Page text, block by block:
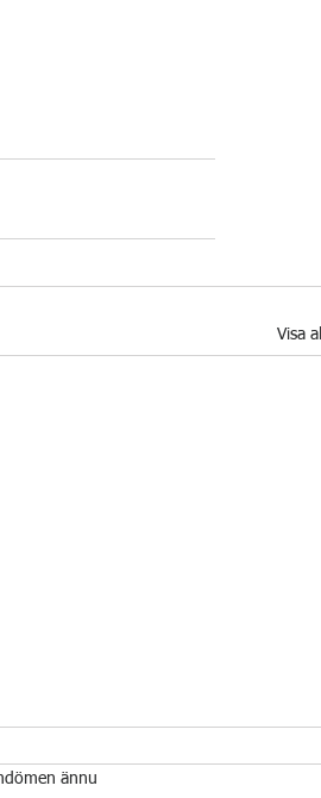
Visa
ännu